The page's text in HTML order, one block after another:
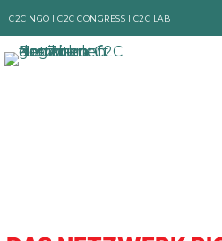
C2C NGO I C2C CONGRESS I C2C LAB